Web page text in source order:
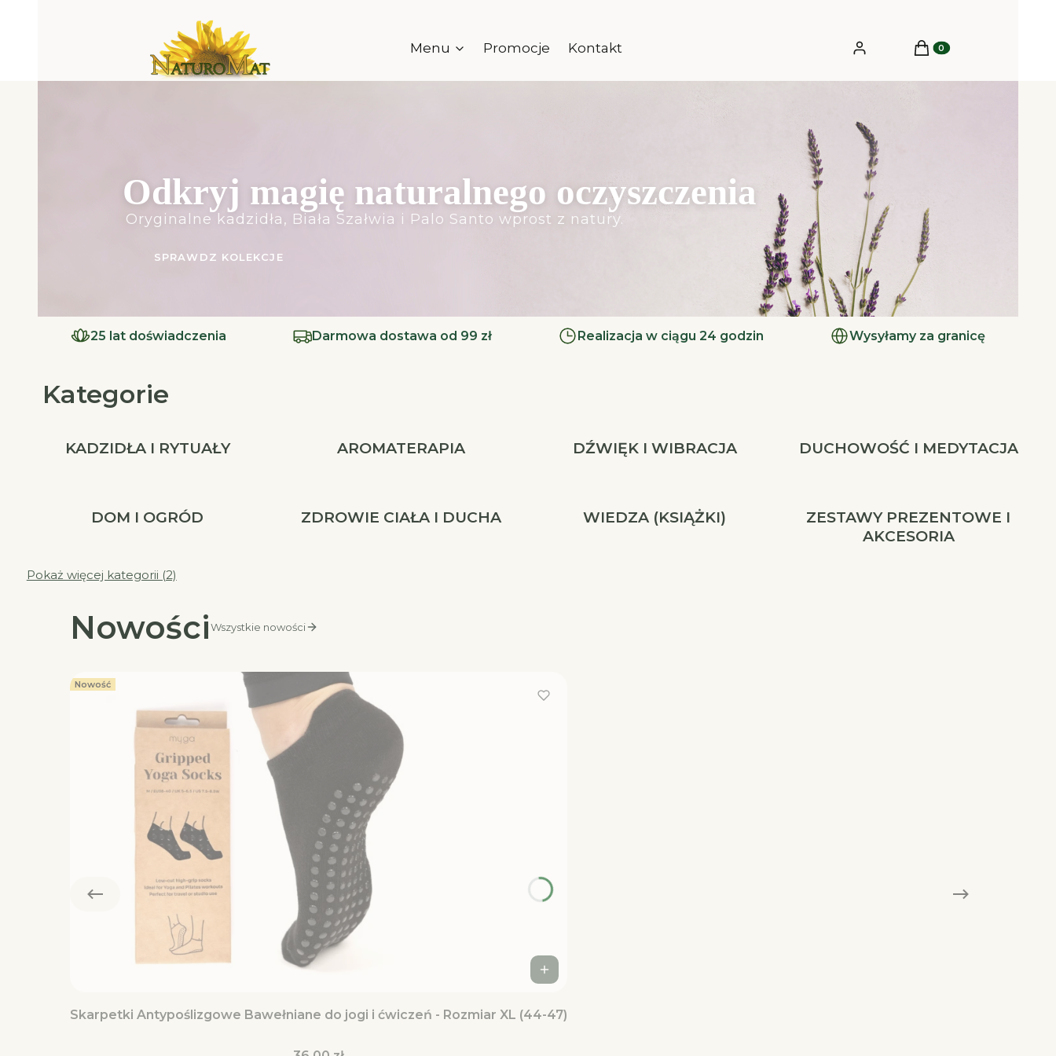
Menu Promocje Kontakt Zaloguj się Produkty w koszyku: 0.
Koszyk
Odkryj magię naturalnego oczyszczenia
Oryginalne kadzidła, Biała Szałwia i Palo Santo wprost z natury.
SPRAWDZ KOLEKCJE
25 lat doświadczenia Darmowa dostawa od 99 zł Realizacja w ciągu 24 godzin Wysyłamy za granicę
Kategorie
KADZIDŁA I RYTUAŁY AROMATERAPIA DŹWIĘK I WIBRACJA DUCHOWOŚĆ I MEDYTACJA
DOM I OGRÓD ZDROWIE CIAŁA I DUCHA WIEDZA (KSIĄŻKI)
ZESTAWY PREZENTOWE I
AKCESORIA
Pokaż więcej kategorii (2)
NowościWszystkie nowości
Nowość
Skarpetki Antypoślizgowe Bawełniane do jogi i ćwiczeń - Rozmiar XL (44-47)